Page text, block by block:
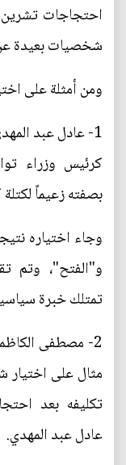
شخصيات بعيدة
ومن أمثلة على
كرئيس وزراء
بصفته زعيماً
وجاء اختياره
و"الفتح"، وتم
تمتلك خبرة
مثال على
تكليفه بعد
عادل عبد المهدي.